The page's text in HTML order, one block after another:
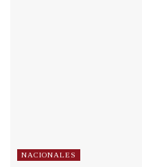
NACIONALES